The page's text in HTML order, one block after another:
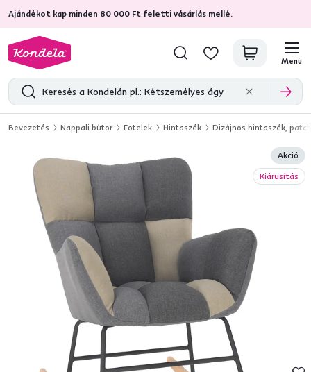
Ajándékot kap minden 80 000 Ft feletti vásárlás mellé.
4,7 31 285 ellenőrzött termékértékelések
Menü
Bevezetés Nappali bútor Fotelek Hintaszék Dizájnos hintaszék,
Akció
Kiárusítás